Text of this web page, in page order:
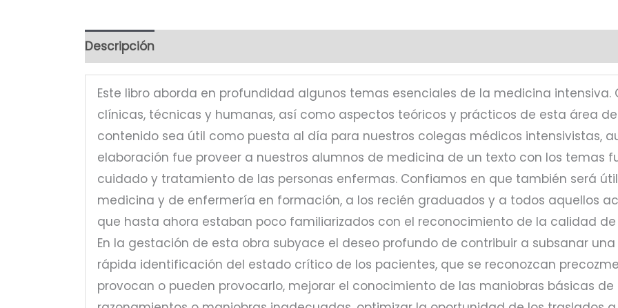
Descripción
Este libro aborda en profundidad algunos temas esenciales de la medicina
clínicas, técnicas y humanas, así como aspectos teóricos y prácticos de esta área
contenido sea útil como puesta al día para nuestros colegas médicos intensivistas,
elaboración fue proveer a nuestros alumnos de medicina de un texto con los temas
cuidado y tratamiento de las personas enfermas. Confiamos en que también será
medicina y de enfermería en formación, a los recién graduados y a todos aquellos
que hasta ahora estaban poco familiarizados con el reconocimiento de la calidad
En la gestación de esta obra subyace el deseo profundo de contribuir a subsanar
rápida identificación del estado crítico de los pacientes, que se reconozcan
provocan o pueden provocarlo, mejorar el conocimiento de las maniobras básicas